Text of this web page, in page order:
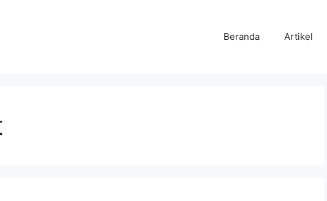
Beranda Artikel